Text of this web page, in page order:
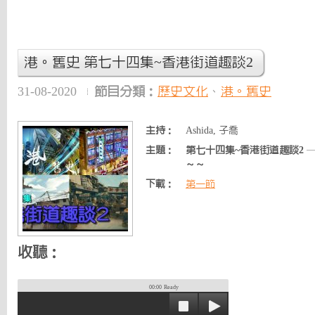
港。舊史 第七十四集~香港街道趣談2
31-08-2020 節目分類： 歷史文化 、 港。舊史
主持：
Ashida, 子喬
主題：
第七十四集~香港街道趣談2 —
～～
下載：
第一節
收聽：
00:00 Ready